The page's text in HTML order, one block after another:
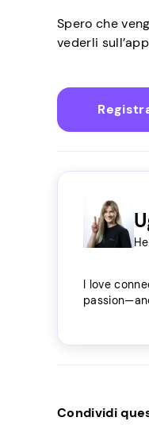
Spero che
vederli
I love
Condividi